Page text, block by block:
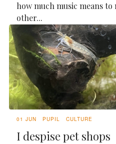
how much music means
other...
01 JUN PUPIL CULTURE
I despise pet shops